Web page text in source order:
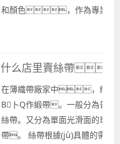
和顏色，作為專業(yè)
緞?lì)惪棊АＵ?qǐng)聯(lián)系
業(yè)織帶生產(chǎn)廠家
什么店里賣絲帶
在薄織帶廠家中，絲帶
В卜Q作緞帶。一般分為普通
絲帶。又分為單面光滑面的單面
帶。 絲帶根據(jù)具體的需求